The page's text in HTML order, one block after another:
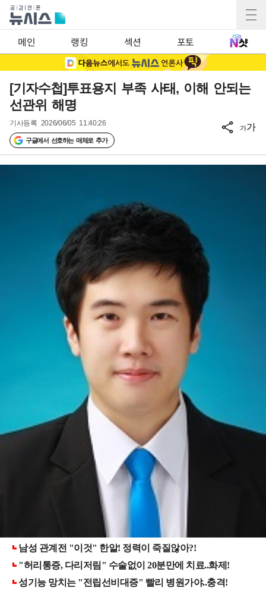
메인 랭킹 섹션 포토
[기자수첩]투표용지 부족 사태, 이해 안되는
선관위 해명
기사등록 2026/06/05 11:40:26
구글에서 선호하는 매체로 추가
가가